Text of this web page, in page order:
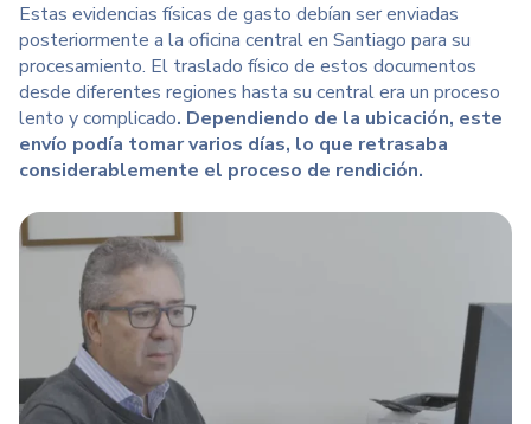
Estas evidencias físicas de gasto debían ser enviadas
posteriormente a la oficina central en Santiago para su
procesamiento. El traslado físico de estos documentos
desde diferentes regiones hasta su central era un proceso
lento y complicado. Dependiendo de la ubicación, este
envío podía tomar varios días, lo que retrasaba
considerablemente el proceso de rendición.